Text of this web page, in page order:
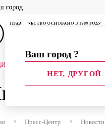
город
Ваш город ?
НЕТ, ДРУГОЙ
Пресс-Центр Новости